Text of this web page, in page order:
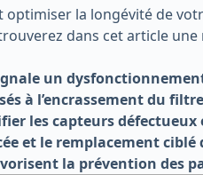
optimiser la longévité de
dans cet article
un
à l’encrassement du
les capteurs défectueux
et le remplacement
la prévention des